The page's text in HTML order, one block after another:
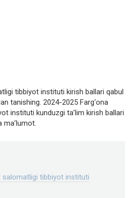
tibbiyot instituti kirish ballari qabul
tanishing. 2024-2025 Farg‘ona
instituti kunduzgi ta’lim kirish ballari
ma’lumot.
salomatligi tibbiyot instituti